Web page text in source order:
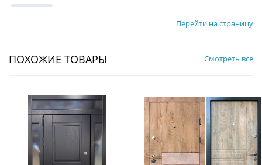
Перейти на страницу
ПОХОЖИЕ ТОВАРЫ Смотреть все